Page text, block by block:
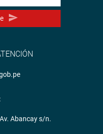
Abancay s/n.